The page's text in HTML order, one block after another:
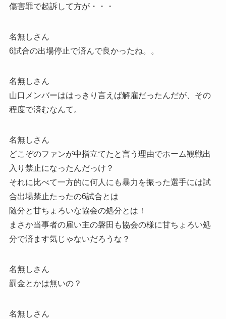
傷害罪で起訴して方が・・・
名無しさん
6試合の出場停止で済んで良かったね。。
名無しさん
山口メンバーははっきり言えば解雇だったんだが、その
程度で済むなんて。
名無しさん
どこぞのファンが中指立てたと言う理由でホーム観戦出
入り禁止になったんだっけ？
それに比べて一方的に何人にも暴力を振った選手には試
合出場禁止たったの6試合とは
随分と甘ちょろいな協会の処分とは！
まさか当事者の雇い主の磐田も協会の様に甘ちょろい処
分で済ます気じゃないだろうな？
名無しさん
罰金とかは無いの？
名無しさん